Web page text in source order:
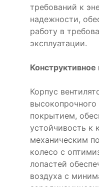
требований к
надежности,
работу в
эксплуатации.
Корпус
покрытием,
устойчивость к
механическим
колесо с
лопастей
воздуха с